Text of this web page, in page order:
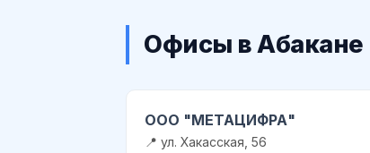
Офисы в Абакане
ООО "МЕТАЦИФРА"
📍 ул. Хакасская, 56